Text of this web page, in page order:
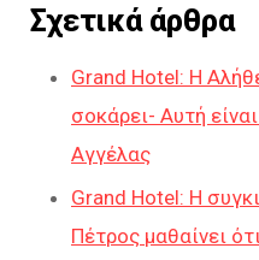
Σχετικά άρθρα
Grand Hotel: Η
σοκάρει- Αυτή
Αγγέλας
Grand Hotel: Η
Πέτρος μαθαίνει